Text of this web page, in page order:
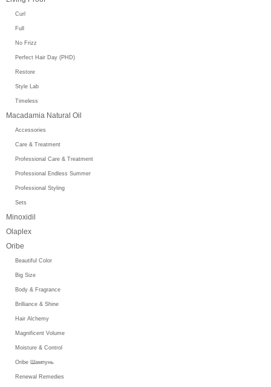
Curl
Full
No Frizz
Perfect Hair Day (PHD)
Restore
Style Lab
Timeless
Macadamia Natural Oil
Accessories
Care & Treatment
Professional Care & Treatment
Professional Endless Summer
Professional Styling
Sets
Minoxidil
Olaplex
Oribe
Beautiful Color
Big Size
Body & Fragrance
Brilliance & Shine
Hair Alchemy
Magnificent Volume
Moisture & Control
Oribe Шампунь
Renewal Remedies